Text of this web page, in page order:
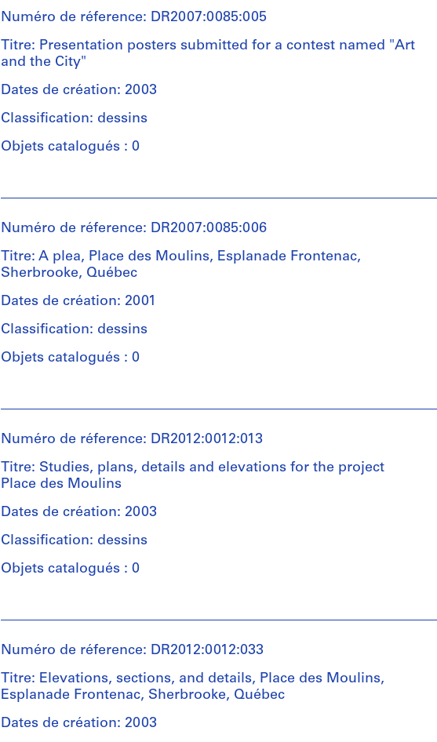
Mention
de
Melvin
fonds
Collection
Centre
Canadian
Centre
for
Architecture,
Montréal;
de
Charney/
Gift
Objets
catalogués:
d’image
disponible
celebration...
water
to
light,
Place
/
d’objet:
1
File
Étape
et
objectif:
15
drawings
sheet
(smallest):
21.7
cm
sheet
(largest):
28
×
cm
Sherbrooke
Mention
de
crédit:
Melvin
Charney
fonds
institutions:
Melvin
Charney
(architect)
Charney
creator)
of
for
fabrication
and
installation
of
sculptural
at
Moulins,
Frontenac,
Sherbrooke,
Québec,
2003.
Quantité
/
Type
d’objet:
Étape
et
objectif:
dessins
d'exécution
Numéro de réference: DR2007:0085:005
Titre: Presentation posters submitted for a contest named "Art
and the City"
Dates de création: 2003
Classification: dessins
Objets catalogués : 0
et
institutions:
Melvin
Charney
(architect)
Charney
creator)
posters
for
contest
named
"Art
and
the
concerning
renewal
the
Esplanade
Frontenac,
Sherbrooke,
Québec.
Numéro de réference: DR2007:0085:006
Titre: A plea, Place des Moulins, Esplanade Frontenac,
Sherbrooke, Québec
Dates de création: 2001
Classification: dessins
Objets catalogués : 0
et
institutions:
Melvin
Charney
(architect)
Charney
creator)
Type
1
copy(ies)
Collation:
Numéro de réference: DR2012:0012:013
Titre: Studies, plans, details and elevations for the project
Place des Moulins
Dates de création: 2003
Classification: dessins
Objets catalogués : 0
et
institutions:
Melvin
Charney
(architect)
Melvin
Charney
Numéro de réference: DR2012:0012:033
Titre: Elevations, sections, and details, Place des Moulins,
Esplanade Frontenac, Sherbrooke, Québec
Dates de création: 2003